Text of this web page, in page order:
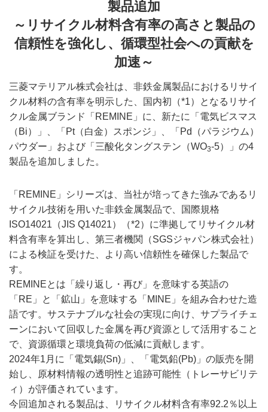
製品追加
～リサイクル材料含有率の高さと製品の
信頼性を強化し、循環型社会への貢献を
加速～
三菱マテリアル株式会社は、非鉄金属製品におけるリサイ
クル材料の含有率を明示した、国内初（*1）となるリサイ
クル金属ブランド「REMINE」に、新たに「電気ビスマス
（Bi）」、「Pt（白金）スポンジ」、「Pd（パラジウム）
パウダー」および「三酸化タングステン（WO3-5）」の4
製品を追加しました。
「REMINE」シリーズは、当社が培ってきた強みであるリ
サイクル技術を用いた非鉄金属製品で、国際規格
ISO14021（JIS Q14021）（*2）に準拠してリサイクル材
料含有率を算出し、第三者機関（SGSジャパン株式会社）
による検証を受けた、より高い信頼性を確保した製品で
す。
REMINEとは「繰り返し・再び」を意味する英語の
「RE」と「鉱山」を意味する「MINE」を組み合わせた造
語です。サステナブルな社会の実現に向け、サプライチェ
ーンにおいて回収した金属を再び資源として活用すること
で、資源循環と環境負荷の低減に貢献します。
2024年1月に「電気錫(Sn)」、「電気鉛(Pb)」の販売を開
始し、原材料情報の透明性と追跡可能性（トレーサビリテ
ィ）が評価されています。
今回追加される製品は、リサイクル材料含有率92.2％以上